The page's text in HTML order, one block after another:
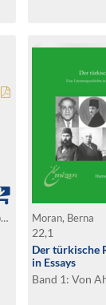
Sagaster, Boerte / Strohmeier, Martin / Guth, Stephan (Hg.) Moran, Berna
22,1
Der türkische
in Essays
Band 1: Von